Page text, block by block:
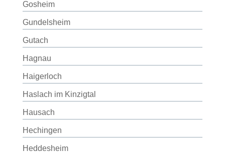
Gosheim
Gundelsheim
Gutach
Hagnau
Haigerloch
Haslach im Kinzigtal
Hausach
Hechingen
Heddesheim